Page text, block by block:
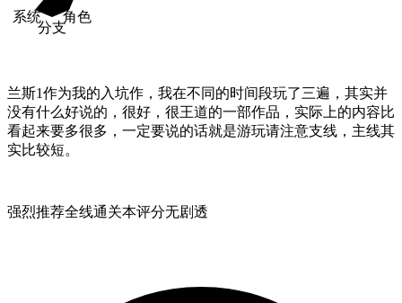
角色
分支
系统
兰斯1作为我的入坑作，我在不同的时间段玩了三遍，其实并
没有什么好说的，很好，很王道的一部作品，实际上的内容比
看起来要多很多，一定要说的话就是游玩请注意支线，主线其
实比较短。
强烈推荐全线通关本评分无剧透